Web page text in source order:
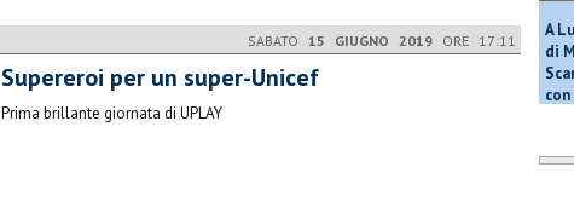
SABATO 15 GIUGNO 2019 ORE 17:11
​Supereroi per un super-Unicef
Prima brillante giornata di UPLAY
A
di